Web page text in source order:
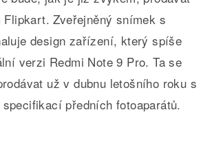
Zveřejněný snímek s
design zařízení, který spíše
verzi Redmi Note 9 Pro. Ta se
už v dubnu letošního roku s
předních fotoaparátů.